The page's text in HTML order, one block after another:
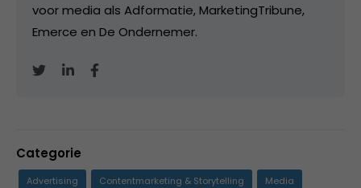
voor media als Adformatie, MarketingTribune,
Emerce en De Ondernemer.
Categorie
Advertising Contentmarketing & Storytelling Media